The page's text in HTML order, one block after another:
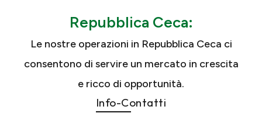
Repubblica Ceca:
Le nostre operazioni in Repubblica Ceca ci
consentono di servire un mercato in crescita
e ricco di opportunità.
Info-Contatti